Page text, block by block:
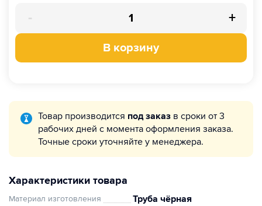
- +
В корзину
Товар производится под заказ в сроки от 3
рабочих дней с момента оформления заказа.
Точные сроки уточняйте у менеджера.
Характеристики товара
Материал изготовления Труба чёрная